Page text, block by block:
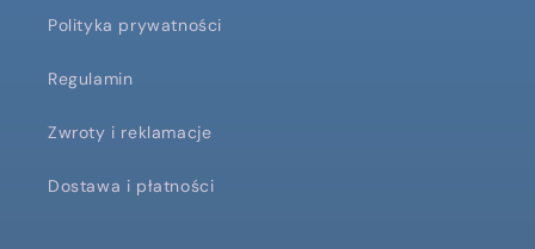
Polityka prywatności
Regulamin
Zwroty i reklamacje
Dostawa i płatności